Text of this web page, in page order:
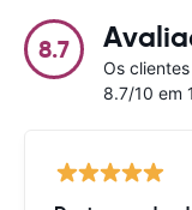
8.7
Os
8.7/10 em